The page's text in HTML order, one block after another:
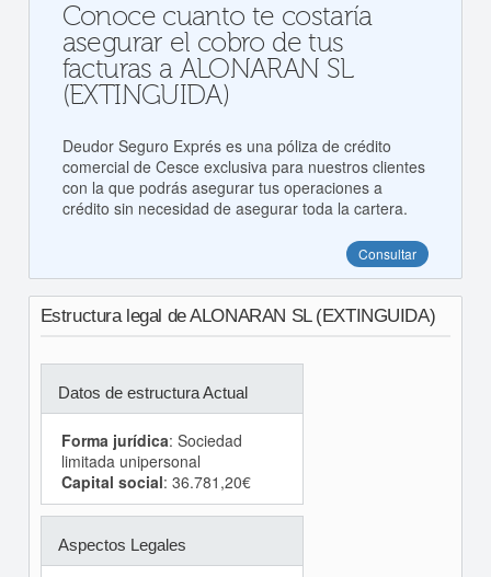
Conoce cuanto te costaría
asegurar el cobro de tus
facturas a ALONARAN SL
(EXTINGUIDA)
Deudor Seguro Exprés es una póliza de crédito
comercial de Cesce exclusiva para nuestros clientes
con la que podrás asegurar tus operaciones a
crédito sin necesidad de asegurar toda la cartera.
Consultar
Estructura legal de ALONARAN SL (EXTINGUIDA)
Datos de estructura Actual
Forma jurídica: Sociedad
limitada unipersonal
Capital social: 36.781,20€
Aspectos Legales